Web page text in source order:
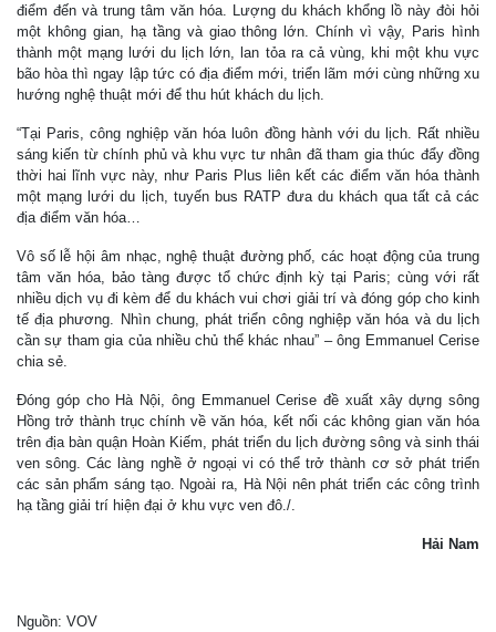
điểm đến và trung tâm văn hóa. Lượng du khách khổng lồ này đòi hỏi
một không gian, hạ tầng và giao thông lớn. Chính vì vậy, Paris hình
thành một mạng lưới du lịch lớn, lan tỏa ra cả vùng, khi một khu vực
bão hòa thì ngay lập tức có địa điểm mới, triển lãm mới cùng những xu
hướng nghệ thuật mới để thu hút khách du lịch.
“Tại Paris, công nghiệp văn hóa luôn đồng hành với du lịch. Rất nhiều
sáng kiến từ chính phủ và khu vực tư nhân đã tham gia thúc đẩy đồng
thời hai lĩnh vực này, như Paris Plus liên kết các điểm văn hóa thành
một mạng lưới du lịch, tuyến bus RATP đưa du khách qua tất cả các
địa điểm văn hóa…
Vô số lễ hội âm nhạc, nghệ thuật đường phố, các hoạt động của trung
tâm văn hóa, bảo tàng được tổ chức định kỳ tại Paris; cùng với rất
nhiều dịch vụ đi kèm để du khách vui chơi giải trí và đóng góp cho kinh
tế địa phương. Nhìn chung, phát triển công nghiệp văn hóa và du lịch
cần sự tham gia của nhiều chủ thể khác nhau” – ông Emmanuel Cerise
chia sẻ.
Đóng góp cho Hà Nội, ông Emmanuel Cerise đề xuất xây dựng sông
Hồng trở thành trục chính về văn hóa, kết nối các không gian văn hóa
trên địa bàn quận Hoàn Kiếm, phát triển du lịch đường sông và sinh thái
ven sông. Các làng nghề ở ngoại vi có thể trở thành cơ sở phát triển
các sản phẩm sáng tạo. Ngoài ra, Hà Nội nên phát triển các công trình
hạ tầng giải trí hiện đại ở khu vực ven đô./.
Hải Nam
Nguồn: VOV